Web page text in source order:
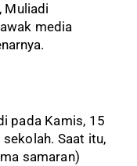
Muliadi
media
pada Kamis, 15
Saat itu,
samaran)